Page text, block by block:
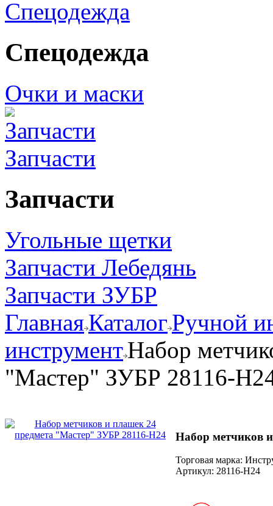
Спецодежда
Спецодежда
Очки и маски
Запчасти
Запчасти
Угольные щетки
Запчасти Лебедянь
Запчасти ЗУБР
ГлавнаяКаталог Ручной
инструментНабор
"Мастер" ЗУБР 28116-
Набор метчиков
Торговая марка:
Артикул: 28116-H24